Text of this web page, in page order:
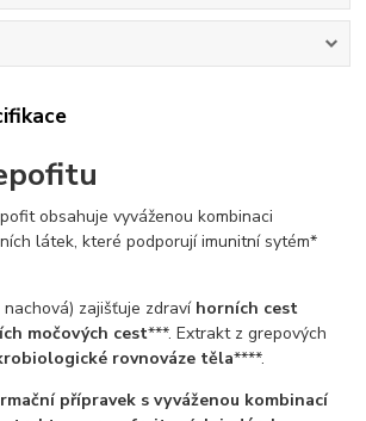
obsahuje vyváženou kombinaci
látek, které podporují imunitní sytém*
zajišťuje zdraví horních cest
močových cest***. Extrakt z grepových
rovnováze těla****.
přípravek s vyváženou kombinací